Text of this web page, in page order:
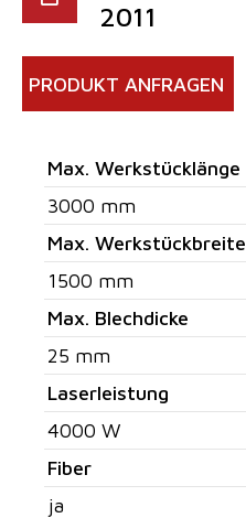
2011
PRODUKT ANFRAGEN
Max. Werkstücklänge
3000 mm
Max. Werkstückbreite
1500 mm
Max. Blechdicke
25 mm
Laserleistung
4000 W
Fiber
ja